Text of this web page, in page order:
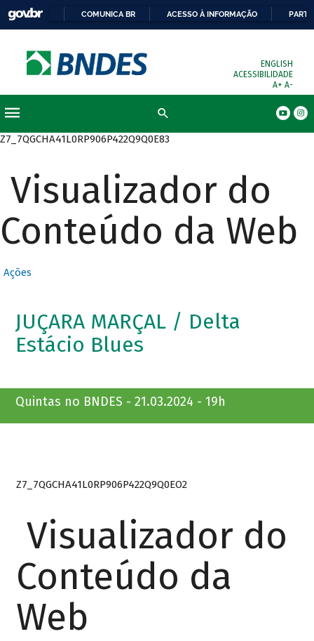
COMUNICA BR ACESSO À INFORMAÇÃO
ENGLISH
ACESSIBILIDADE
A+ A-
Z7_7QGCHA41L0RP906P422Q9Q0E83
Visualizador do
Conteúdo da Web
Ações
JUÇARA MARÇAL / Delta
Estácio Blues
Quintas no BNDES - 21.03.2024 - 19h
Z7_7QGCHA41L0RP906P422Q9Q0EO2
Visualizador do
Conteúdo da
Web